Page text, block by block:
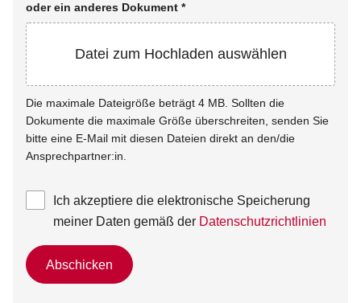
oder ein anderes Dokument *
Datei zum Hochladen auswählen
Die maximale Dateigröße beträgt 4 MB. Sollten die
Dokumente die maximale Größe überschreiten, senden Sie
bitte eine E-Mail mit diesen Dateien direkt an den/die
Ansprechpartner:in.
Ich akzeptiere die elektronische Speicherung
meiner Daten gemäß der Datenschutzrichtlinien
Abschicken